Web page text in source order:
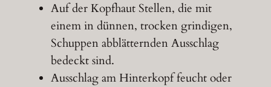
Auf der Kopfhaut Stellen, die mit
einem in dünnen, trocken grindigen,
Schuppen abblätternden Ausschlag
bedeckt sind.
Ausschlag am Hinterkopf feucht oder